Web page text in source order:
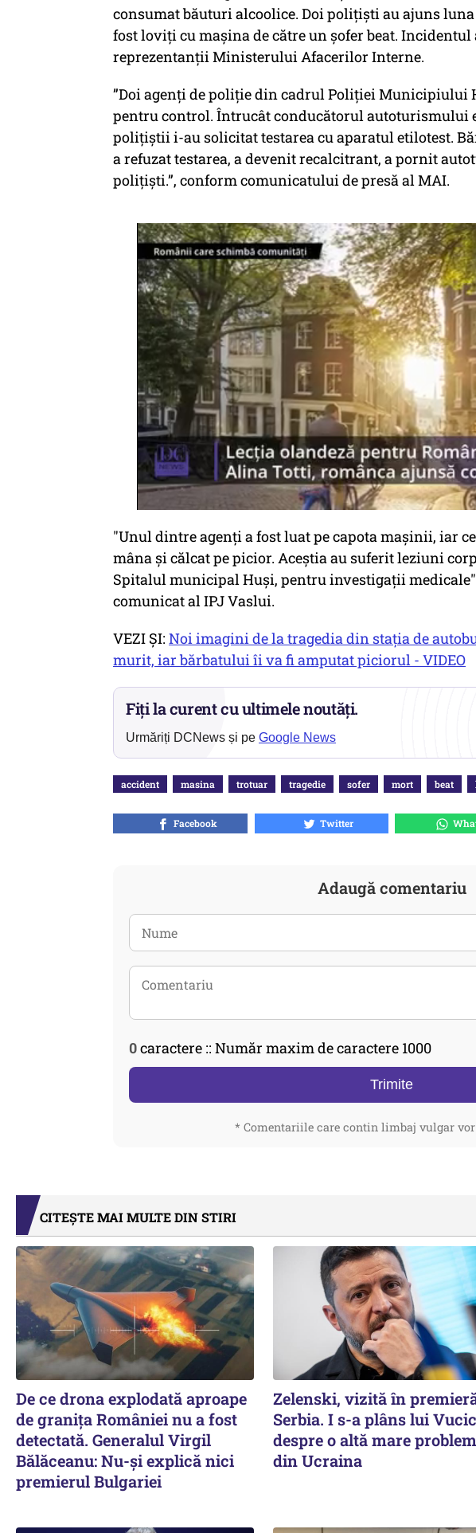
consumat băuturi alcoolice. Doi polițiști au ajuns
fost loviți cu mașina de către un șofer beat. Incidentul
reprezentanții Ministerului Afacerilor Interne.
”Doi agenți de poliție din cadrul Poliției Municipiului
pentru control. Întrucât conducătorul autoturismului
polițiștii i-au solicitat testarea cu aparatul etilotest.
a refuzat testarea, a devenit recalcitrant, a pornit
polițiști.”, conform comunicatului de presă al MAI.
"Unul dintre agenţi a fost luat pe capota maşinii, iar
mâna şi călcat pe picior. Aceştia au suferit leziuni
Spitalul municipal Huşi, pentru investigaţii
comunicat al IPJ Vaslui.
VEZI ȘI: Noi imagini de la tragedia din stația de
murit, iar bărbatului îi va fi amputat piciorul - VIDEO
Fiți la curent cu ultimele noutăți.
Urmăriți DCNews și pe Google News
accident masina trotuar tragedie sofer mort beat
Facebook Twitter
Adaugă comentariu
0caractere :: Număr maxim de caractere 1000
Trimite
* Comentariile care contin limbaj vulgar vor
CITEȘTE MAI MULTE DIN STIRI
De ce drona explodată aproape
de granița României nu a fost
detectată. Generalul Virgil
Bălăceanu: Nu-și explică nici
premierul Bulgariei
Zelenski, vizită în
Serbia. I s-a plâns lui Vucic
despre o altă mare
din Ucraina